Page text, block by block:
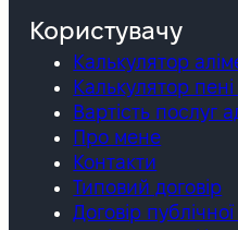
Користувачу
Калькулятор
Калькулятор
Вартість послуг
Про мене
Контакти
Типовий договір
Договір